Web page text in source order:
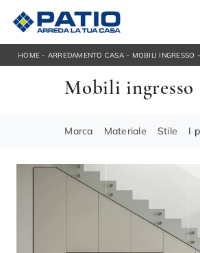
HOME - ARREDAMENTO CASA- MOBILI INGRESSO -
Mobili ingresso
Marca Materiale Stile I